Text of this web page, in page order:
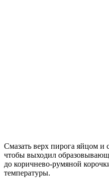
Смазать верх пирога яйцом и
чтобы выходил
до коричнево-румяной
температуры.